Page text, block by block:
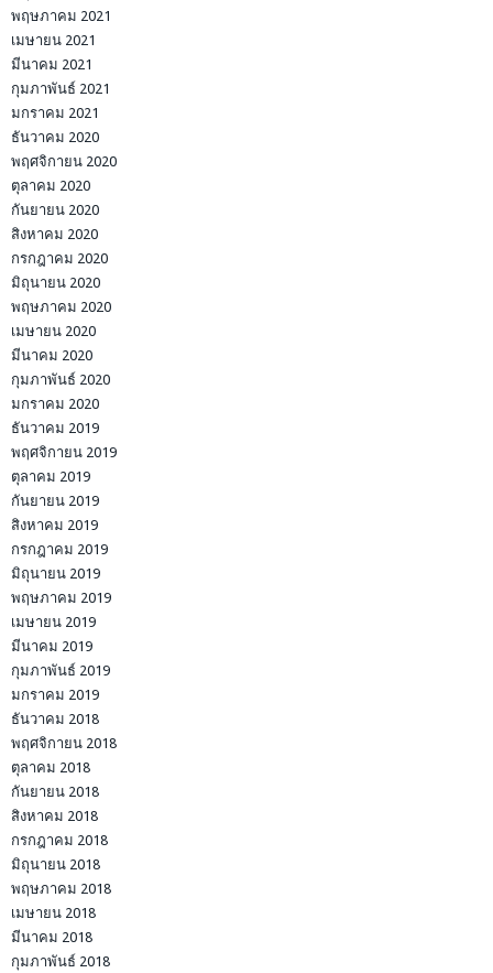
พฤษภาคม 2021
เมษายน 2021
มีนาคม 2021
กุมภาพันธ์ 2021
มกราคม 2021
ธันวาคม 2020
พฤศจิกายน 2020
ตุลาคม 2020
กันยายน 2020
สิงหาคม 2020
กรกฎาคม 2020
มิถุนายน 2020
พฤษภาคม 2020
เมษายน 2020
มีนาคม 2020
กุมภาพันธ์ 2020
มกราคม 2020
ธันวาคม 2019
พฤศจิกายน 2019
ตุลาคม 2019
กันยายน 2019
สิงหาคม 2019
กรกฎาคม 2019
มิถุนายน 2019
พฤษภาคม 2019
เมษายน 2019
มีนาคม 2019
กุมภาพันธ์ 2019
มกราคม 2019
ธันวาคม 2018
พฤศจิกายน 2018
ตุลาคม 2018
กันยายน 2018
สิงหาคม 2018
กรกฎาคม 2018
มิถุนายน 2018
พฤษภาคม 2018
เมษายน 2018
มีนาคม 2018
กุมภาพันธ์ 2018